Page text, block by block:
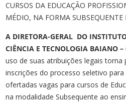
CURSOS DA EDUCAÇÃO
MÉDIO, NA FORMA SUBSEQUENTE
A DIRETORA-GERAL DO
CIÊNCIA E TECNOLOGIA BAIANO
uso de suas atribuições legais torna
inscrições do processo seletivo
ofertadas vagas para cursos de
na modalidade Subsequente ao